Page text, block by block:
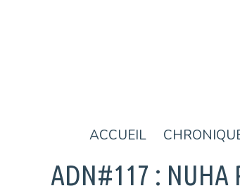
ACCUEIL
ADN#117 : NUHA